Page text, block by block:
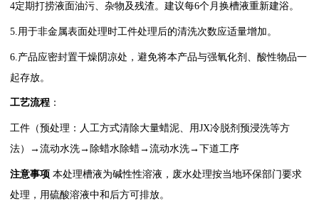
4定期打捞液面油污、杂物及残渣。建议每6个月换槽液重新建浴。
5. 用于非金属表面处理时工件处理后的清洗次数应适量增加。
6. 产品应密封置干燥阴凉处，避免将本产品与强氧化剂、酸性物品一
起存放。
工艺流程 ：
工件（预处理：人工方式清除大量蜡泥、用JX冷脱剂预浸洗等方
法）
→流动水洗→除蜡水除蜡→流动水洗→下道工序
注意事项 本处理槽液为碱性性溶液，废水处理按当地环保部门要求
处理，用硫酸溶液中和后方可排放。